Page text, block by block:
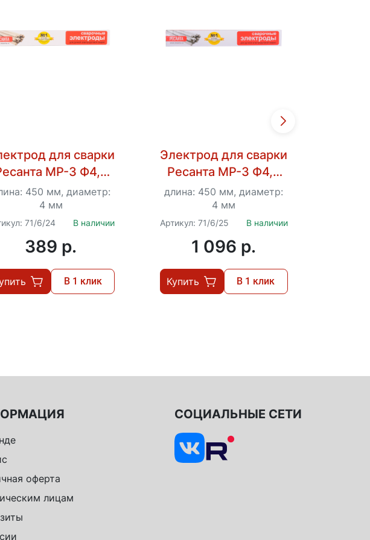
для сварки
МР-3 Ф4,0
Пачка 1 кг
450 мм, диаметр:
4 мм
71/6/24 В наличии
389 p.
В 1 клик
Электрод для сварки
Ресанта МР-3 Ф4,0
Пачка 3 кг
длина: 450 мм, диаметр:
4 мм
Артикул: 71/6/25 В наличии
1 096 p.
Купить В 1 клик
оферта
лицам
СОЦИАЛЬНЫЕ СЕТИ